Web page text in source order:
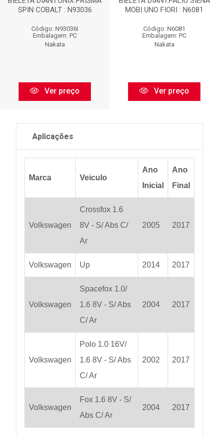
SPIN COBALT : N93036
Código: N93036I
Embalagem: PC
Nakata
Ver preço
MOBI UNO FIORI : N6081
Código: N6081
Embalagem: PC
Nakata
Ver preço
Aplicações
Marca Veiculo
Ano
Inicial
Ano
Final
Volkswagen
Crossfox 1.6
8V - S/ Abs C/
Ar
2005 2017
Volkswagen Up 2014 2017
Volkswagen
Spacefox 1.0/
1.6 8V - S/ Abs
C/ Ar
2004 2017
Volkswagen
Polo 1.0 16V/
1.6 8V - S/ Abs
C/ Ar
2002 2017
Volkswagen
Fox 1.6 8V - S/
Abs C/ Ar
2004 2017